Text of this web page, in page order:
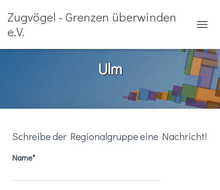
Zugvögel - Grenzen überwinden
e.V.
Ulm
Schreibe der Regionalgruppe eine Nachricht!
Name*